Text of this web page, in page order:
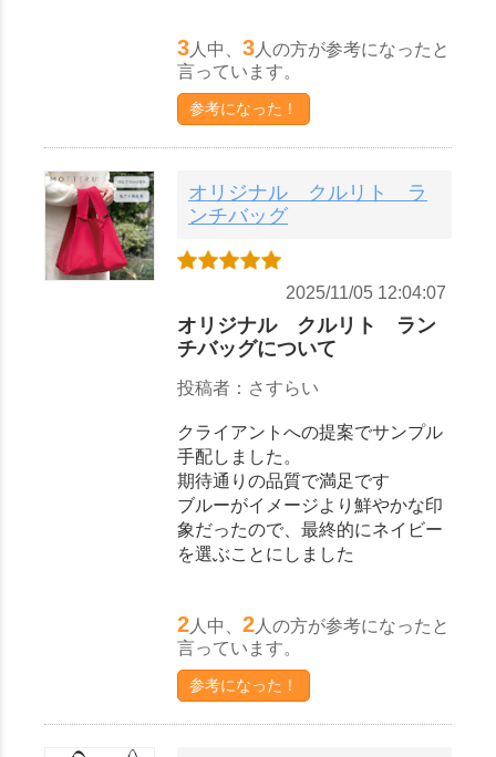
3 人中、 3 人の方が参考になったと
言っています。
参考になった！
オリジナル クルリト ラ
ンチバッグ
2025/11/05 12:04:07
オリジナル クルリト ラン
チバッグについて
投稿者：さすらい
クライアントへの提案でサンプル
手配しました。
期待通りの品質で満足です
ブルーがイメージより鮮やかな印
象だったので、最終的にネイビー
を選ぶことにしました
2 人中、 2 人の方が参考になったと
言っています。
参考になった！